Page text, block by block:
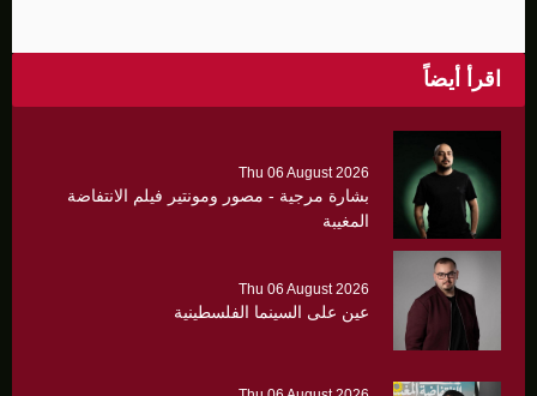
اقرأ أيضاً
Thu 06 August 2026
بشارة مرجية - مصور ومونتير فيلم الانتفاضة
المغيبة
Thu 06 August 2026
عين على السينما الفلسطينية